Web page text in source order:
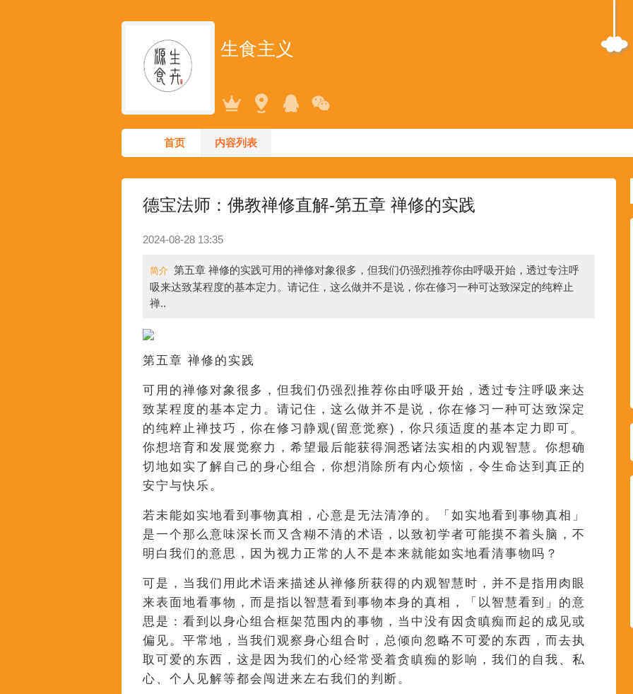
生食主义
首页 内容列表
德宝法师：佛教禅修直解-第五章 禅修的实践
2024-08-28 13:35
简介 第五章 禅修的实践可用的禅修对象很多，但我们仍强烈推荐你由呼吸开始，透过专注呼
吸来达致某程度的基本定力。请记住，这么做并不是说，你在修习一种可达致深定的纯粹止
禅..
第五章 禅修的实践
可用的禅修对象很多，但我们仍强烈推荐你由呼吸开始，透过专注呼吸来达
致某程度的基本定力。请记住，这么做并不是说，你在修习一种可达致深定
的纯粹止禅技巧，你在修习静观(留意觉察)，你只须适度的基本定力即可。
你想培育和发展觉察力，希望最后能获得洞悉诸法实相的内观智慧。你想确
切地如实了解自己的身心组合，你想消除所有内心烦恼，令生命达到真正的
安宁与快乐。
若未能如实地看到事物真相，心意是无法清净的。「如实地看到事物真相」
是一个那么意味深长而又含糊不清的术语，以致初学者可能摸不着头脑，不
明白我们的意思，因为视力正常的人不是本来就能如实地看清事物吗？
可是，当我们用此术语来描述从禅修所获得的内观智慧时，并不是指用肉眼
来表面地看事物，而是指以智慧看到事物本身的真相，「以智慧看到」的意
思是：看到以身心组合框架范围内的事物，当中没有因贪瞋痴而起的成见或
偏见。平常地，当我们观察身心组合时，总倾向忽略不可爱的东西，而去执
取可爱的东西，这是因为我们的心经常受着贪瞋痴的影响，我们的自我、私
心、个人见解等都会闯进来左右我们的判断。